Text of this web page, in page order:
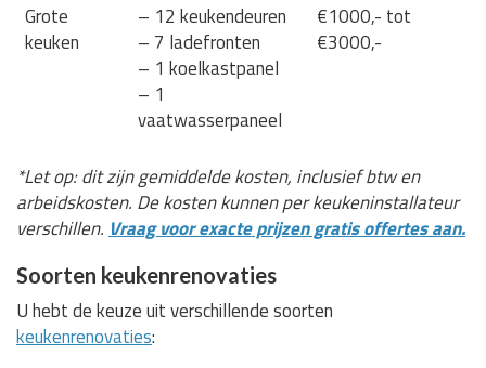
Grote
keuken
– 12 keukendeuren
– 7 ladefronten
– 1 koelkastpanel
– 1
vaatwasserpaneel
€1000,- tot
€3000,-
*Let op: dit zijn gemiddelde kosten, inclusief btw en
arbeidskosten. De kosten kunnen per keukeninstallateur
verschillen. Vraag voor exacte prijzen gratis offertes aan.
Soorten keukenrenovaties
U hebt de keuze uit verschillende soorten
keukenrenovaties: